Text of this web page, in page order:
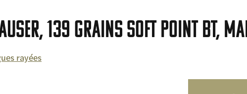
139 grains Soft Point BT,
rayées